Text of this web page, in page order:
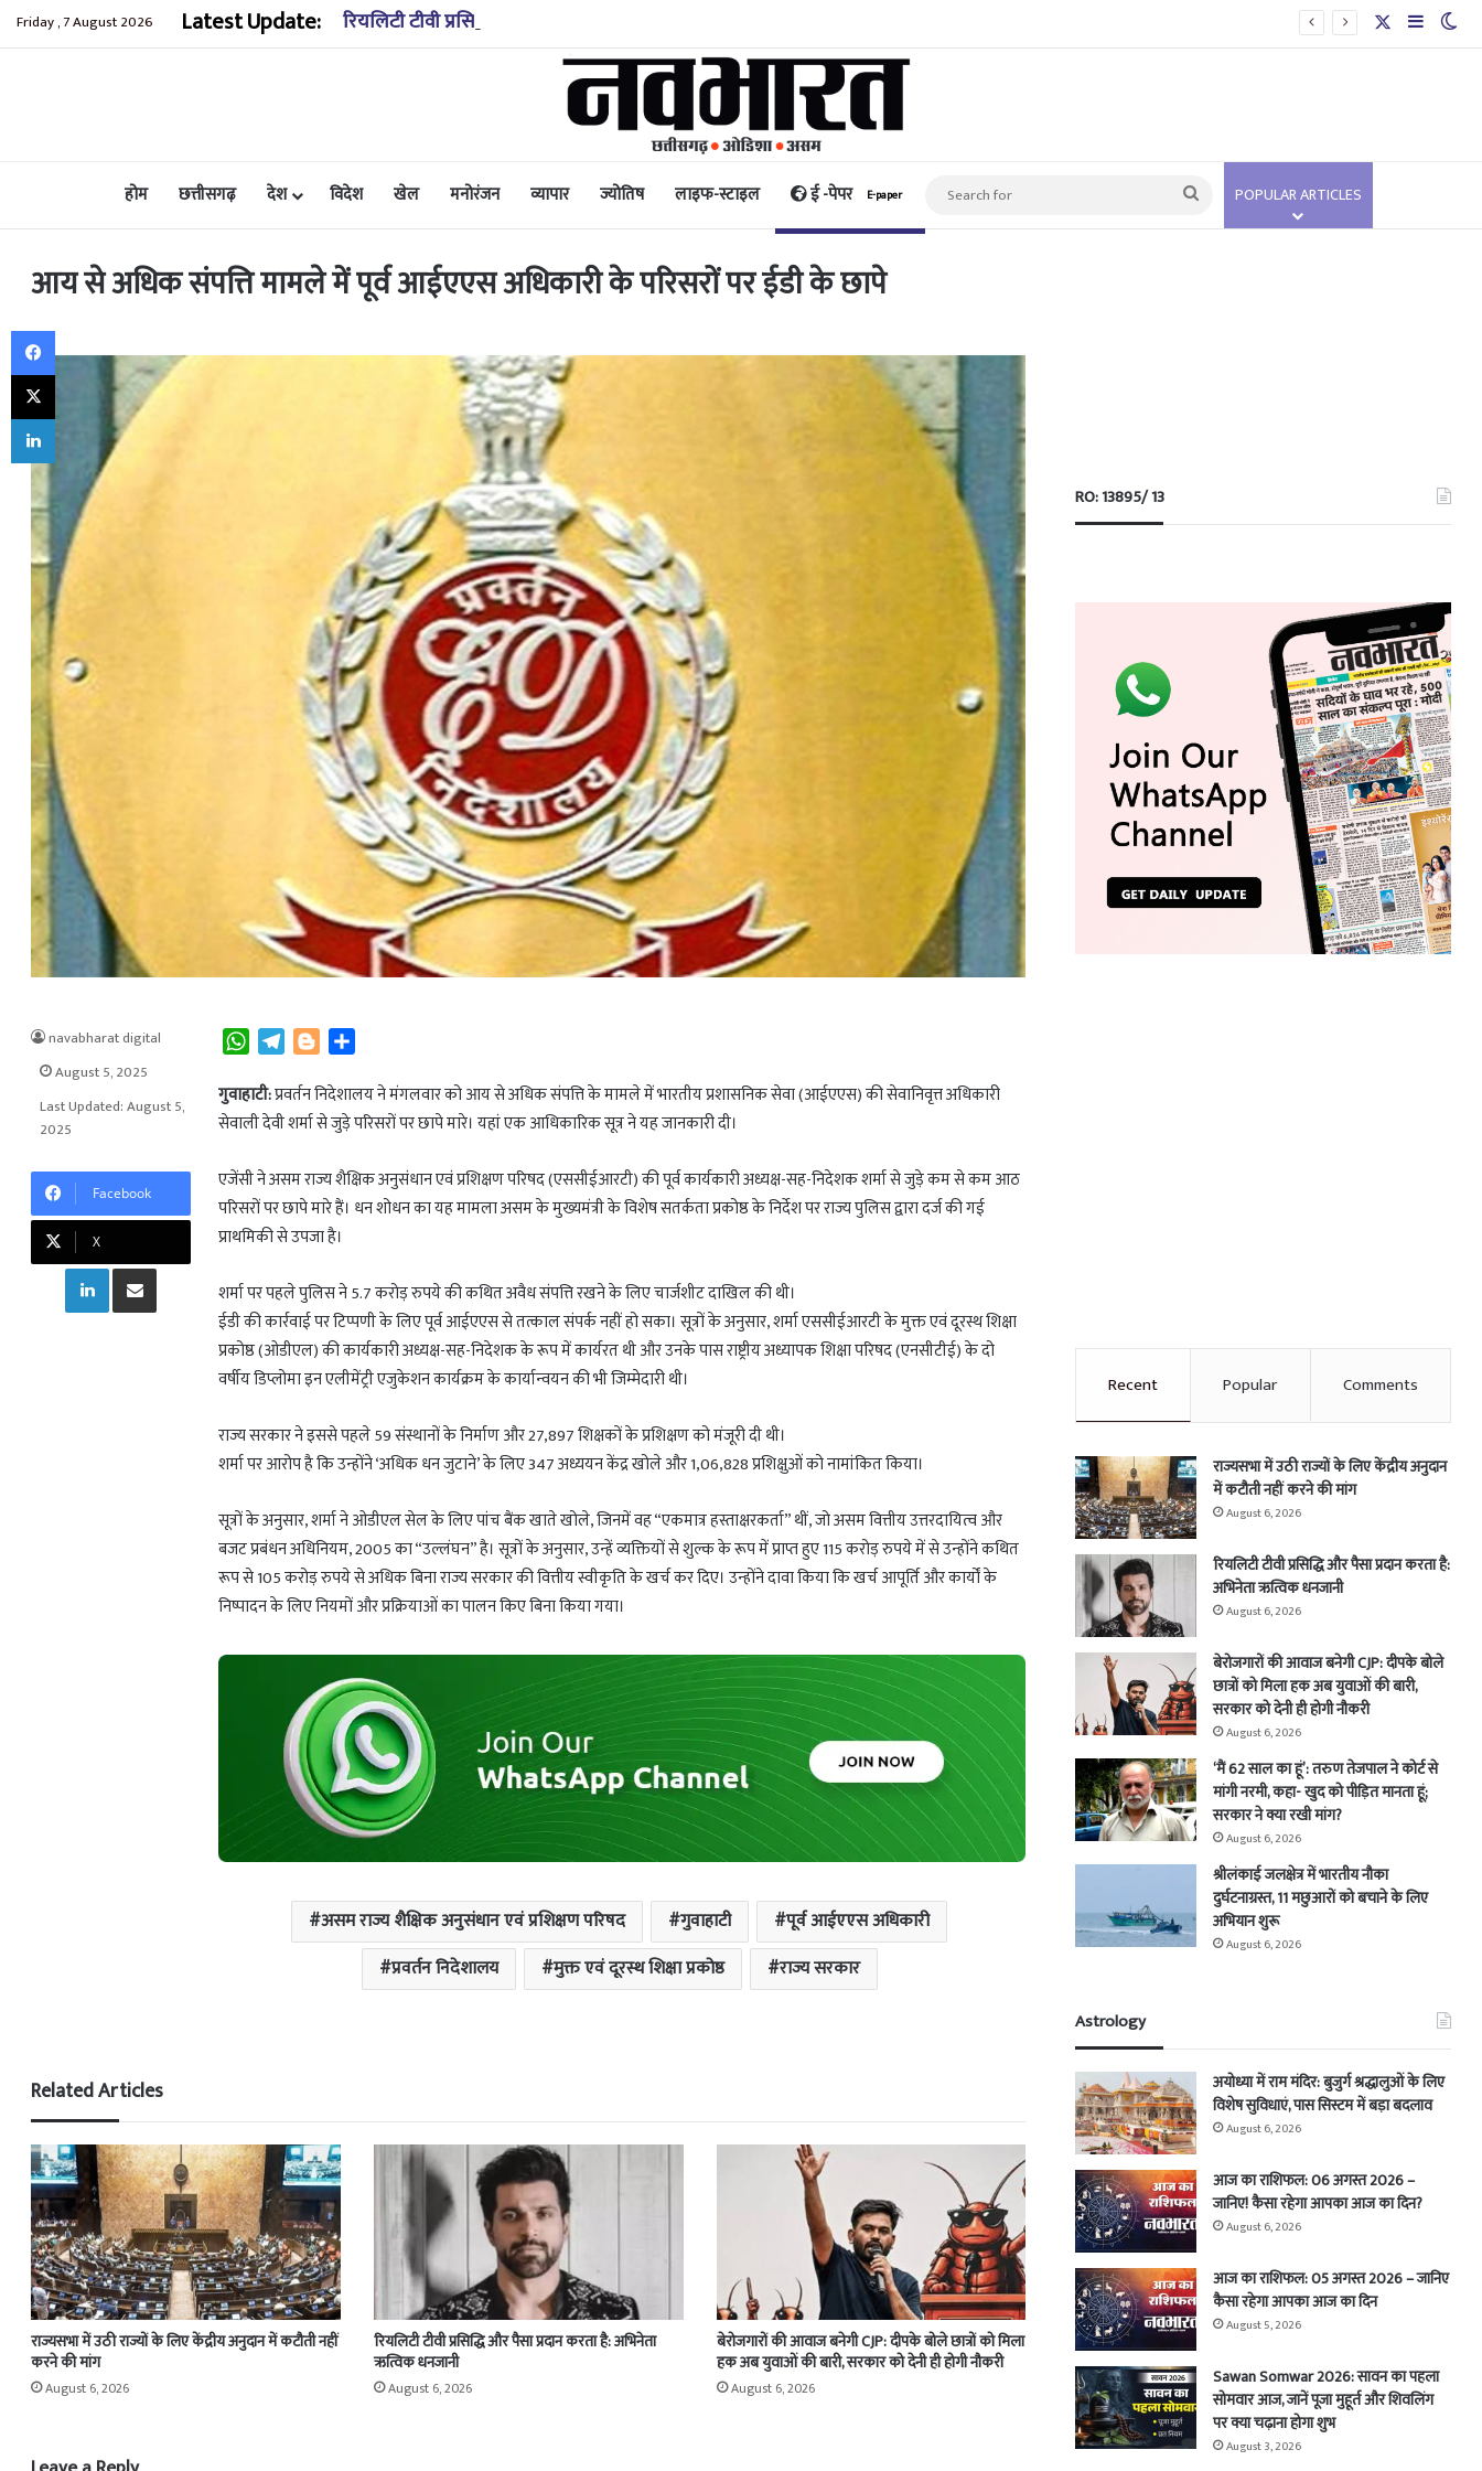
Friday , 7 August 2026 Latest Update: रियलिटी टीवी प्रसिद्धि और पैसा प्रदान करता है: अभिनेता ऋत्विक धनजानी Sidebar
होम छत्तीसगढ़ देश विदेश खेल मनोरंजन व्यापार ज्योतिष लाइफ-स्टाइल ई -पेपर E-paper
Search
for
POPULAR ARTICLES
आय से अधिक संपत्ति मामले में पूर्व आईएएस अधिकारी के परिसरों पर ईडी के छापे
W
a
t
A
p
p
T
l
e
r
a
m
B
o
g
e
r
a
r
गुवाहाटी:प्रवर्तन निदेशालय ने मंगलवार को आय से अधिक संपत्ति के मामले में भारतीय प्रशासनिक सेवा (आईएएस) की सेवानिवृत्त अधिकारी
सेवाली देवी शर्मा से जुड़े परिसरों पर छापे मारे। यहां एक आधिकारिक सूत्र ने यह जानकारी दी।
एजेंसी ने असम राज्य शैक्षिक अनुसंधान एवं प्रशिक्षण परिषद (एससीईआरटी) की पूर्व कार्यकारी अध्यक्ष-सह-निदेशक शर्मा से जुड़े कम से कम आठ
परिसरों पर छापे मारे हैं। धन शोधन का यह मामला असम के मुख्यमंत्री के विशेष सतर्कता प्रकोष्ठ के निर्देश पर राज्य पुलिस द्वारा दर्ज की गई
प्राथमिकी से उपजा है।
शर्मा पर पहले पुलिस ने 5.7 करोड़ रुपये की कथित अवैध संपत्ति रखने के लिए चार्जशीट दाखिल की थी।
ईडी की कार्रवाई पर टिप्पणी के लिए पूर्व आईएएस से तत्काल संपर्क नहीं हो सका। सूत्रों के अनुसार, शर्मा एससीईआरटी के मुक्त एवं दूरस्थ शिक्षा
प्रकोष्ठ (ओडीएल) की कार्यकारी अध्यक्ष-सह-निदेशक के रूप में कार्यरत थी और उनके पास राष्ट्रीय अध्यापक शिक्षा परिषद (एनसीटीई) के दो
वर्षीय डिप्लोमा इन एलीमेंट्री एजुकेशन कार्यक्रम के कार्यान्वयन की भी जिम्मेदारी थी।
राज्य सरकार ने इससे पहले 59 संस्थानों के निर्माण और 27,897 शिक्षकों के प्रशिक्षण को मंजूरी दी थी।
शर्मा पर आरोप है कि उन्होंने ‘अधिक धन जुटाने’ के लिए 347 अध्ययन केंद्र खोले और 1,06,828 प्रशिक्षुओं को नामांकित किया।
सूत्रों के अनुसार, शर्मा ने ओडीएल सेल के लिए पांच बैंक खाते खोले, जिनमें वह “एकमात्र हस्ताक्षरकर्ता” थीं, जो असम वित्तीय उत्तरदायित्व और
बजट प्रबंधन अधिनियम, 2005 का “उल्लंघन” है। सूत्रों के अनुसार, उन्हें व्यक्तियों से शुल्क के रूप में प्राप्त हुए 115 करोड़ रुपये में से उन्होंने कथित
रूप से 105 करोड़ रुपये से अधिक बिना राज्य सरकार की वित्तीय स्वीकृति के खर्च कर दिए। उन्होंने दावा किया कि खर्च आपूर्ति और कार्यों के
निष्पादन के लिए नियमों और प्रक्रियाओं का पालन किए बिना किया गया।
असम राज्य शैक्षिक अनुसंधान एवं प्रशिक्षण परिषद गुवाहाटी
पूर्व आईएएस अधिकारी
प्रवर्तन निदेशालय
मुक्त एवं दूरस्थ शिक्षा प्रकोष्ठ राज्य सरकार
navabharat digital
August 5, 2025
Last Updated: August 5,
2025
Facebook
X
LinkedInShare via Email
Related Articles
राज्यसभा में उठी राज्यों के लिए केंद्रीय अनुदान में कटौती नहीं
करने की मांग
August 6, 2026
रियलिटी टीवी प्रसिद्धि और पैसा प्रदान करता है: अभिनेता
ऋत्विक धनजानी
August 6, 2026
बेरोजगारों की आवाज बनेगी CJP: दीपके बोले छात्रों को मिला
हक अब युवाओं की बारी, सरकार को देनी ही होगी नौकरी
August 6, 2026
RO: 13895/ 13
Recent Popular Comments
राज्यसभा में उठी राज्यों के लिए केंद्रीय अनुदान
में कटौती नहीं करने की मांग
August 6, 2026
रियलिटी टीवी प्रसिद्धि और पैसा प्रदान करता है:
अभिनेता ऋत्विक धनजानी
August 6, 2026
बेरोजगारों की आवाज बनेगी CJP: दीपके बोले
छात्रों को मिला हक अब युवाओं की बारी,
सरकार को देनी ही होगी नौकरी
August 6, 2026
‘मैं 62 साल का हूं’: तरुण तेजपाल ने कोर्ट से
मांगी नरमी, कहा- खुद को पीड़ित मानता हूं;
सरकार ने क्या रखी मांग?
August 6, 2026
श्रीलंकाई जलक्षेत्र में भारतीय नौका
दुर्घटनाग्रस्त, 11 मछुआरों को बचाने के लिए
अभियान शुरू
August 6, 2026
Astrology
अयोध्या में राम मंदिर: बुजुर्ग श्रद्धालुओं के लिए
विशेष सुविधाएं, पास सिस्टम में बड़ा बदलाव
August 6, 2026
आज का राशिफल: 06 अगस्त 2026 –
जानिए! कैसा रहेगा आपका आज का दिन?
August 6, 2026
आज का राशिफल: 05 अगस्त 2026 – जानिए
कैसा रहेगा आपका आज का दिन
August 5, 2026
Sawan Somwar 2026: सावन का पहला
सोमवार आज, जानें पूजा मुहूर्त और शिवलिंग
पर क्या चढ़ाना होगा शुभ
August 3, 2026
Facebook
X
LinkedIn